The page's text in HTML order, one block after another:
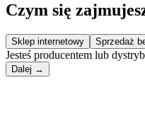
Czym się
Sklep internetowy Sprzedaż
Jesteś producentem lub
Dalej →